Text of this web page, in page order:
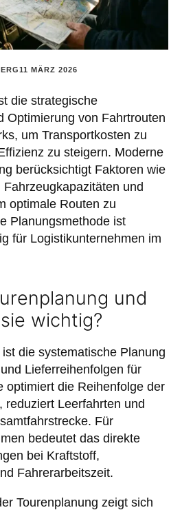
11 MÄRZ 2026
die strategische
Optimierung von Fahrtrouten
um Transportkosten zu
zu steigern. Moderne
berücksichtigt Faktoren wie
und
optimale Routen zu
Planungsmethode ist
für Logistikunternehmen im
und
wichtig?
ist die systematische Planung
Lieferreihenfolgen für
optimiert die Reihenfolge der
reduziert Leerfahrten und
Für
bedeutet das direkte
bei Kraftstoff,
Fahrerarbeitszeit.
Tourenplanung zeigt sich